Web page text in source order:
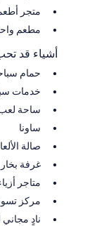
متجر
مطعم
أشياء قد
حمام
خدمات
ساحة
ساونا
صالة
غرفة بخار
متاجر
مركز
نادٍ مجاني